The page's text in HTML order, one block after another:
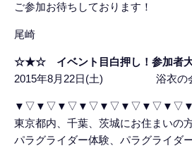
ご参加お待ちしております！
尾崎
☆★☆ イベント目白押し！参加
2015年8月22日(土) 浴衣の
東京都内、千葉、茨城にお住まいの
パラグライダー体験、パラグライダ